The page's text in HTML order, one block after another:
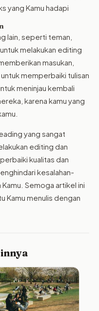
yang Kamu hadapi
lain, seperti teman,
melakukan editing
masukan,
memperbaiki tulisan
meninjau kembali
karena kamu yang
yang sangat
editing dan
kualitas dan
kesalahan-
Semoga artikel ini
Kamu menulis dengan